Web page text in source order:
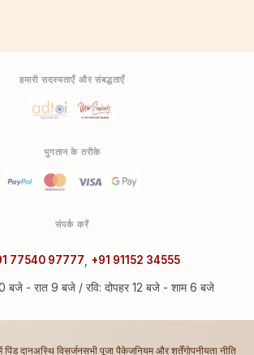
हमारी सदस्यताएँ और संबद्धताएँ
भुगतान के तरीके
संपर्क करें
77540 97777 +91 91152 34555
बजे - रात 9 बजे / रवि: दोपहर 12 बजे - शाम 6 बजे
पिंड दानअस्थि विसर्जनसभी पूजा पैकेजनियम और शर्तेंगोपनीयता नीति